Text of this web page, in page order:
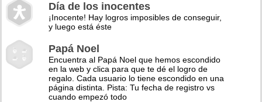
Día de los inocentes
¡Inocente! Hay logros imposibles de conseguir,
y luego está éste
Papá Noel
Encuentra al Papá Noel que hemos escondido
en la web y clica para que te dé el logro de
regalo. Cada usuario lo tiene escondido en una
página distinta. Pista: Tu fecha de registro vs
cuando empezó todo